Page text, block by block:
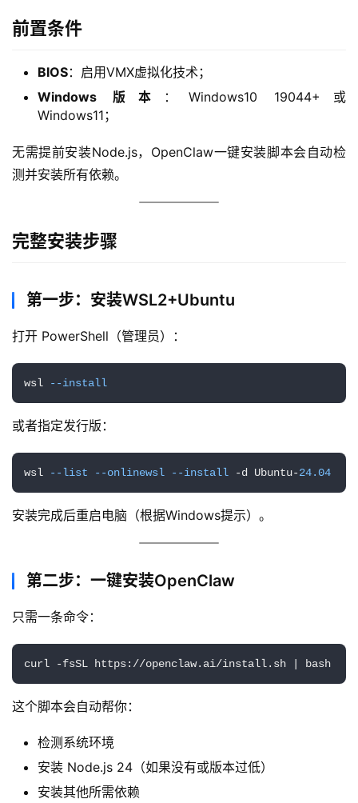
前置条件
BIOS：启用VMX虚拟化技术；
Windows 版本
：Windows10 19044+或
Windows11；
无需提前安装Node.js，OpenClaw一键安装脚本会自动检
测并安装所有依赖。
完整安装步骤
第一步：安装WSL2+Ubuntu
打开 PowerShell（管理员）：
wsl --install
或者指定发行版：
wsl --list --onlinewsl --install -d Ubuntu-24.04
安装完成后重启电脑（根据Windows提示）。
第二步：一键安装OpenClaw
只需一条命令：
curl -fsSL https://openclaw.ai/install.sh | bash
这个脚本会自动帮你：
检测系统环境
安装 Node.js 24（如果没有或版本过低）
安装其他所需依赖